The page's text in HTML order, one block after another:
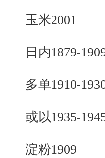
玉米2001
日内1879-1909
多单1910-
或以1935-1945
淀粉1909